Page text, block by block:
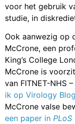
voor het gebruik
studie, in
Ook aanwezig op
McCrone, een
King’s College
McCrone is
van FITNET-NHS
ik op Virology
McCrone valse
een paper in PLoS